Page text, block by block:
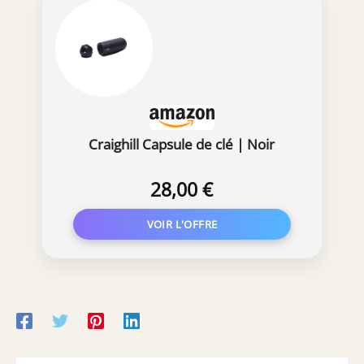
Craighill Capsule de clé | Noir
28,00 €